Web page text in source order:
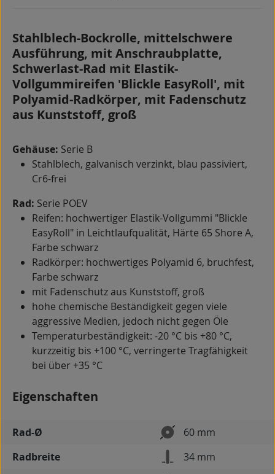
Stahlblech-Bockrolle, mittelschwere
Ausführung, mit Anschraubplatte,
Schwerlast-Rad mit Elastik-
Vollgummireifen 'Blickle EasyRoll', mit
Polyamid-Radkörper, mit Fadenschutz
aus Kunststoff, groß
Gehäuse: Serie B
Stahlblech, galvanisch verzinkt, blau passiviert,
Cr6-frei
Rad: Serie POEV
Reifen: hochwertiger Elastik-Vollgummi "Blickle
EasyRoll" in Leichtlaufqualität, Härte 65 Shore A,
Farbe schwarz
Radkörper: hochwertiges Polyamid 6, bruchfest,
Farbe schwarz
mit Fadenschutz aus Kunststoff, groß
hohe chemische Beständigkeit gegen viele
aggressive Medien, jedoch nicht gegen Öle
Temperaturbeständigkeit: -20 °C bis +80 °C,
kurzzeitig bis +100 °C, verringerte Tragfähigkeit
bei über +35 °C
Eigenschaften
Rad-Ø
60 mm
Radbreite
34 mm